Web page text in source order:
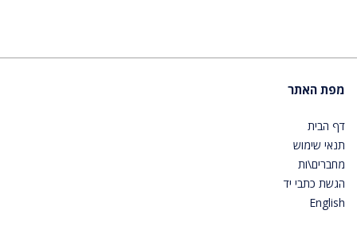
מפת האתר
דף הבית
תנאי שימוש
מחברים\ות
הגשת כתבי יד
English